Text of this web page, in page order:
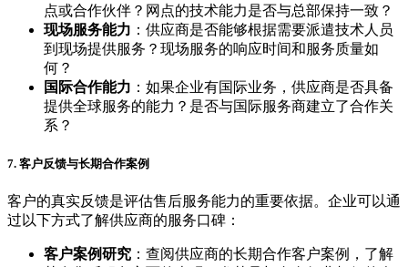
点或合作伙伴？网点的技术能力是否与总部保持一致？
现场服务能力 ：供应商是否能够根据需要派遣技术人员
到现场提供服务？现场服务的响应时间和服务质量如
何？
国际合作能力 ：如果企业有国际业务，供应商是否具备
提供全球服务的能力？是否与国际服务商建立了合作关
系？
7. 客户反馈与长期合作案例
客户的真实反馈是评估售后服务能力的重要依据。企业可以通
过以下方式了解供应商的服务口碑：
客户案例研究 ：查阅供应商的长期合作客户案例，了解